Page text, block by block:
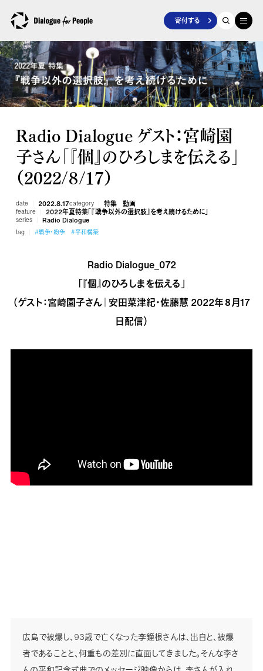
寄付する
Radio Dialogue ゲスト：宮崎園
子さん「『個』のひろしまを伝える」
（2022/８/17）
date 2022.8.17category 特集 動画
feature 2022年夏特集「『戦争以外の選択肢』を考え続けるために」
series Radio Dialogue
tag #戦争・紛争 #平和構築
Radio Dialogue_072
「『個』のひろしまを伝える」
（ゲスト：宮崎園子さん｜安田菜津紀・佐藤慧 2022年８月17
日配信）
広島で被爆し、93歳で亡くなった李鐘根さんは、出自と、被爆
者であることと、何重もの差別に直面してきました。そんな李さ